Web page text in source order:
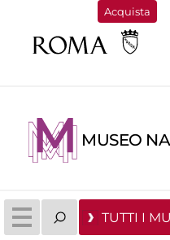
Acquista
MUSEO
TUTTI I